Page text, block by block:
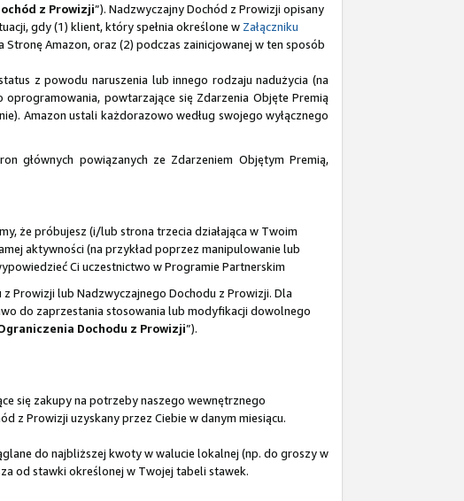
z Prowizji”). Nadzwyczajny Dochód z Prowizji opisany
gdy (1) klient, który spełnia określone w Załączniku
Amazon, oraz (2) podczas zainicjowanej w ten sposób
z powodu naruszenia lub innego rodzaju nadużycia (na
powtarzające się Zdarzenia Objęte Premią
Amazon ustali każdorazowo według swojego wyłącznego
głównych powiązanych ze Zdarzeniem Objętym Premią,
że próbujesz (i/lub strona trzecia działająca w Twoim
aktywności (na przykład poprzez manipulowanie lub
Ci uczestnictwo w Programie Partnerskim
Prowizji lub Nadzwyczajnego Dochodu z Prowizji. Dla
do zaprzestania stosowania lub modyfikacji dowolnego
Dochodu z Prowizji”).
się zakupy na potrzeby naszego wewnętrznego
z Prowizji uzyskany przez Ciebie w danym miesiącu.
do najbliższej kwoty w walucie lokalnej (np. do groszy w
od stawki określonej w Twojej tabeli stawek.